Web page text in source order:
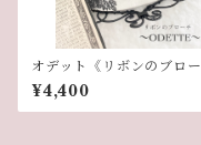
オデット《リボンのブロー
チ》
¥4,400